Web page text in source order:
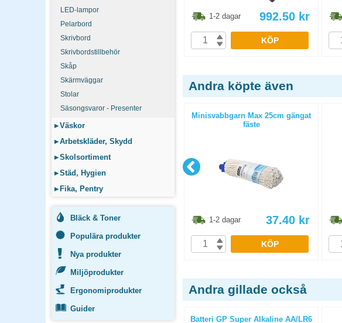
LED-lampor
Pelarbord
Skrivbord
Skrivbordstillbehör
Skåp
Skärmväggar
Stolar
Säsongsvaror - Presenter
▸Väskor
▸Arbetskläder, Skydd
▸Skolsortiment
▸Städ, Hygien
▸ Fika, Pentry
Bläck & Toner
Populära produkter
Nya produkter
Miljöprodukter
Ergonomiprodukter
Guider
1-2 dagar 1-2 dagar 992.50 kr
KÖP
Andra köpte även
1-2 dagar
Minisvabbgarn Max 25cm gängat
fäste
1-2 dagar 37.40 kr
KÖP
Andra gillade också
Batteri GP Super Alkaline AA/LR6